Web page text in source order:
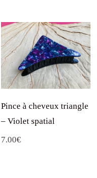
Pince à cheveux triangle
– Violet spatial
7.00€